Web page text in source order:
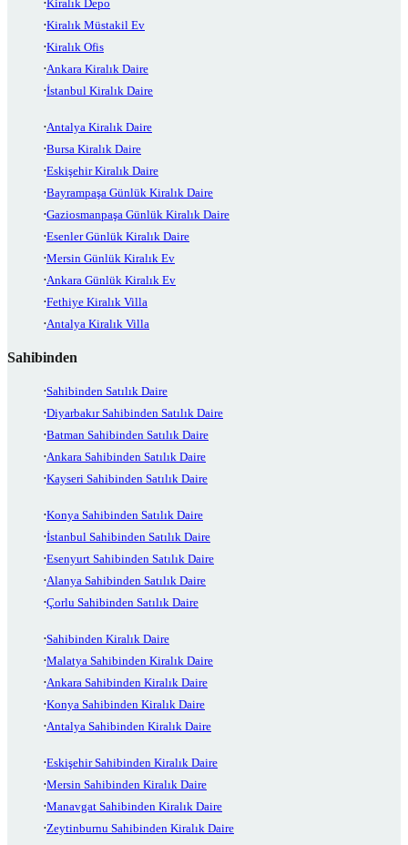
Kiralık Depo
Kiralık Müstakil Ev
Kiralık Ofis
Ankara Kiralık Daire
İstanbul Kiralık Daire
Antalya Kiralık Daire
Bursa Kiralık Daire
Eskişehir Kiralık Daire
Bayrampaşa Günlük Kiralık Daire
Gaziosmanpaşa Günlük Kiralık Daire
Esenler Günlük Kiralık Daire
Mersin Günlük Kiralık Ev
Ankara Günlük Kiralık Ev
Fethiye Kiralık Villa
Antalya Kiralık Villa
Sahibinden
Sahibinden Satılık Daire
Diyarbakır Sahibinden Satılık Daire
Batman Sahibinden Satılık Daire
Ankara Sahibinden Satılık Daire
Kayseri Sahibinden Satılık Daire
Konya Sahibinden Satılık Daire
İstanbul Sahibinden Satılık Daire
Esenyurt Sahibinden Satılık Daire
Alanya Sahibinden Satılık Daire
Çorlu Sahibinden Satılık Daire
Sahibinden Kiralık Daire
Malatya Sahibinden Kiralık Daire
Ankara Sahibinden Kiralık Daire
Konya Sahibinden Kiralık Daire
Antalya Sahibinden Kiralık Daire
Eskişehir Sahibinden Kiralık Daire
Mersin Sahibinden Kiralık Daire
Manavgat Sahibinden Kiralık Daire
Zeytinburnu Sahibinden Kiralık Daire